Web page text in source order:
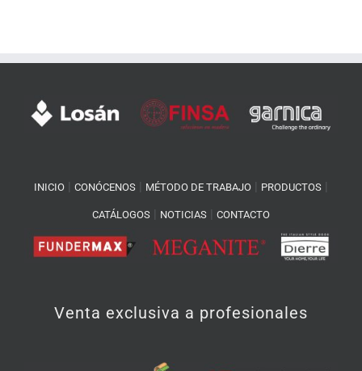
INICIO | CONÓCENOS | MÉTODO DE TRABAJO | PRODUCTOS |
CATÁLOGOS | NOTICIAS | CONTACTO
Venta exclusiva a profesionales